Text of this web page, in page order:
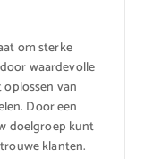
om sterke
waardevolle
van
Door een
doelgroep kunt
klanten.